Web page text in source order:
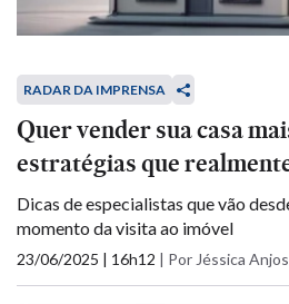
RADAR DA IMPRENSA
Quer vender sua casa
estratégias que
Dicas de especialistas que vão
momento da visita ao imóvel
23/06/2025 | 16h12 | Por Jéssica Anjos